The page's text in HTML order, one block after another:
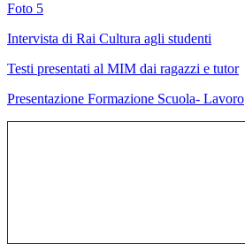
Foto 5
Intervista di Rai Cultura agli studenti
Testi presentati al MIM dai ragazzi e tutor
Presentazione Formazione Scuola- Lavoro